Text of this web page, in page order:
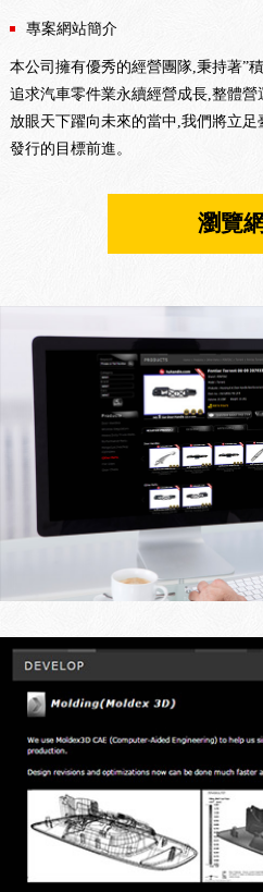
專案網站簡介
本公司擁有優秀的經營團隊,秉持著”
追求汽車零件業永續經營成長,整體
放眼天下躍向未來的當中,我們將立
發行的目標前進。
瀏覽